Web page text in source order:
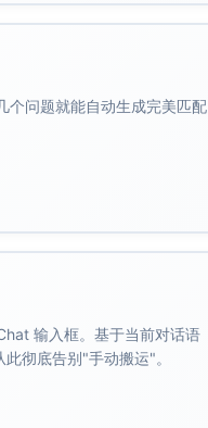
，可在消息中心保留入
偏12:20（午休中段），
史，保护隐私。
率、首单转化率的边际提升
向（“库存变化快”），按用
个问题就能自动生成完美匹配
输入框。基于当前对话语
彻底告别"手动搬运"。